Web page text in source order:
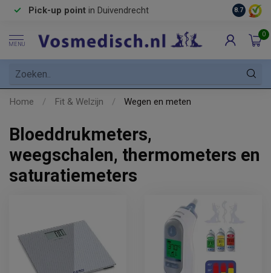
Pick-up point in Duivendrecht 8.7
MENU
0
Home / Fit & Welzijn / Wegen en meten
Bloeddrukmeters,
weegschalen, thermometers en
saturatiemeters